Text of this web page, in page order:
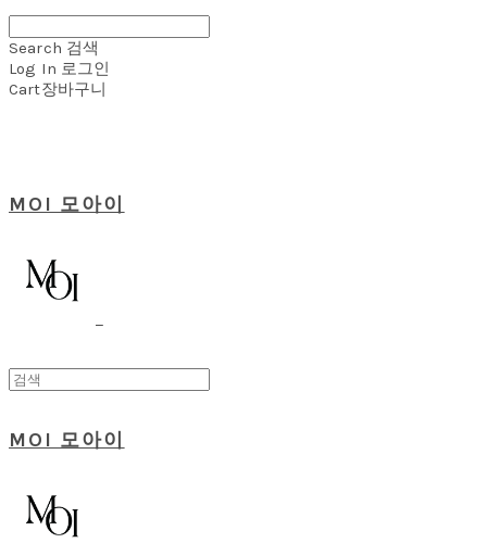
Search 검색
Log In 로그인
Cart장바구니
MOI 모아이
MOI 모아이